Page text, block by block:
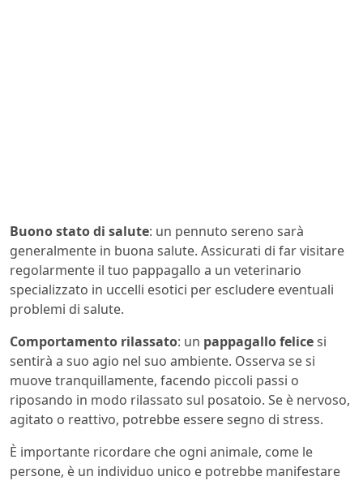
Buono stato di salute: un pennuto sereno sarà
generalmente in buona salute. Assicurati di far visitare
regolarmente il tuo pappagallo a un veterinario
specializzato in uccelli esotici per escludere eventuali
problemi di salute.
Comportamento rilassato: un pappagallo felicesi
sentirà a suo agio nel suo ambiente. Osserva se si
muove tranquillamente, facendo piccoli passi o
riposando in modo rilassato sul posatoio. Se è nervoso,
agitato o reattivo, potrebbe essere segno di stress.
È importante ricordare che ogni animale, come le
persone, è un individuo unico e potrebbe manifestare